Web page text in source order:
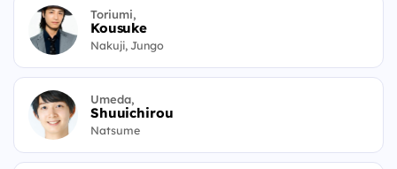
Toriumi,
Kousuke
Nakuji, Jungo
Umeda,
Shuuichirou
Natsume